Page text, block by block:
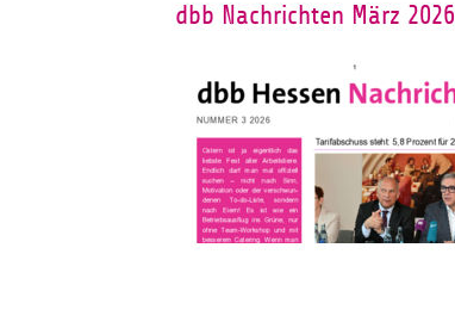
dbb Nachrichten März 2026